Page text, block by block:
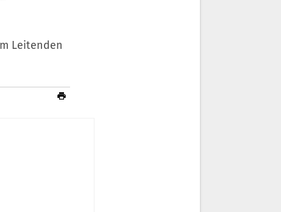
Leitenden